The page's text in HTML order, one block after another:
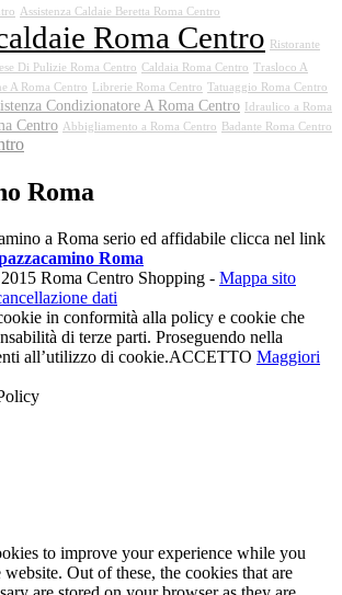
Assistenza Caldaie Beretta Roma Centro
Roma Centro
Ristorante
Di Pulizie Roma Centro Caldaia Roma Centro Trasloco A
A Roma Centro Librerie Roma Centro Tatuaggio Roma Centro
Condizionatore A Roma Centro
Idraulico a Roma
Centro Abbigliamento a Roma Centro Badante Roma Centro
Roma
a Roma serio ed affidabile clicca nel link
Roma
Roma Centro Shopping - Mappa sito
dati
in conformità alla policy e cookie che
di terze parti. Proseguendo nella
all’utilizzo di cookie.ACCETTO Maggiori
to improve your experience while you
Out of these, the cookies that are